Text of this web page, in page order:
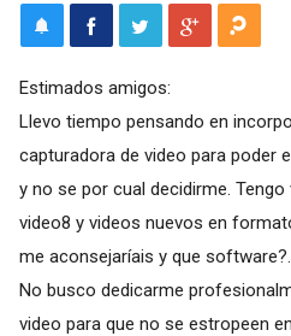
Estimados amigos:
Llevo tiempo pensando en
capturadora de video para poder
y no se por cual decidirme.
video8 y videos nuevos en
me aconsejaríais y que software?.
No busco dedicarme
video para que no se estropeen